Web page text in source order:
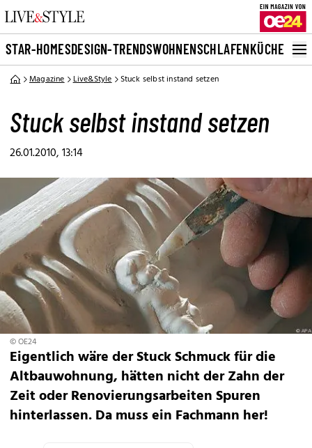
STAR-HOMESDESIGN-TRENDSWOHNENSCHLAFENKÜCHE BAD
Magazine Live&Style Stuck selbst instand setzen
Stuck selbst instand setzen
26.01.2010, 13:14
© OE24
Eigentlich wäre der Stuck Schmuck für die
Altbauwohnung, hätten nicht der Zahn der
Zeit oder Renovierungsarbeiten Spuren
hinterlassen. Da muss ein Fachmann her!